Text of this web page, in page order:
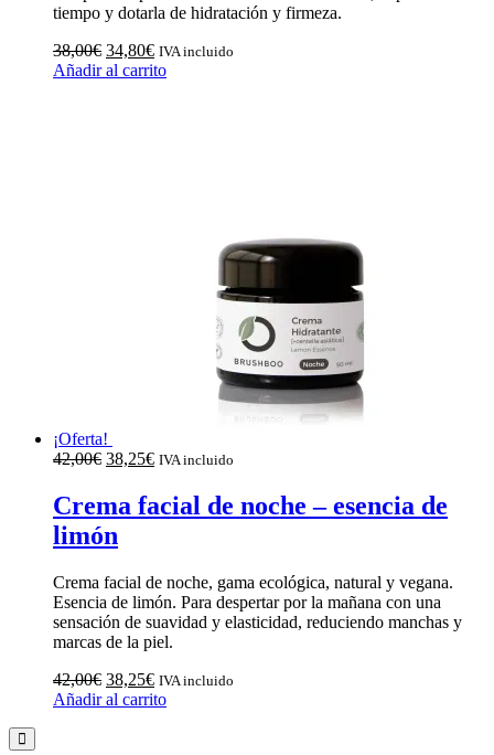
tiempo y dotarla de hidratación y firmeza.
38,00€ El
precio
34,80€El
precio
IVA incluido
Añadir al carrito
¡Oferta!
42,00€ El
original
era:
42,00€.
38,25€El
actual
es:
IVA incluido
Crema facial de noche – esencia de
limón
Crema facial de noche, gama ecológica, natural y vegana.
Esencia de limón. Para despertar por la mañana con una
sensación de suavidad y elasticidad, reduciendo manchas y
marcas de la piel.
42,00€ El
precio
38,25€El
precio
IVA incluido
Añadir al carrito